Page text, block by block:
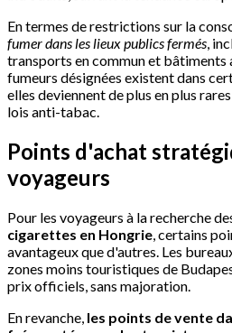
En termes de restrictions sur la
fumer dans les lieux publics fermés,
transports en commun et bâtiments
fumeurs désignées existent dans
elles deviennent de plus en plus
lois anti-tabac.
Points d'achat
voyageurs
Pour les voyageurs à la recherche
cigarettes en Hongrie, certains
avantageux que d'autres. Les
zones moins touristiques de
prix officiels, sans majoration.
En revanche, les points de vente